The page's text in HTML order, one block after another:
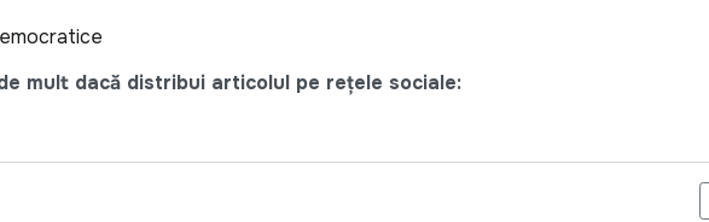
mult dacă distribui articolul pe rețele sociale:
PROMO-LEX RAPORTEAZĂ ASUPRA MERSULUI CAMPANIEI ELECTORALE